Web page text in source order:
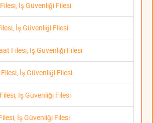
İş Güvenliği Filesi
İş Güvenliği Filesi
Filesi, İş Güvenliği Filesi
İş Güvenliği Filesi
İş Güvenliği Filesi
İş Güvenliği Filesi